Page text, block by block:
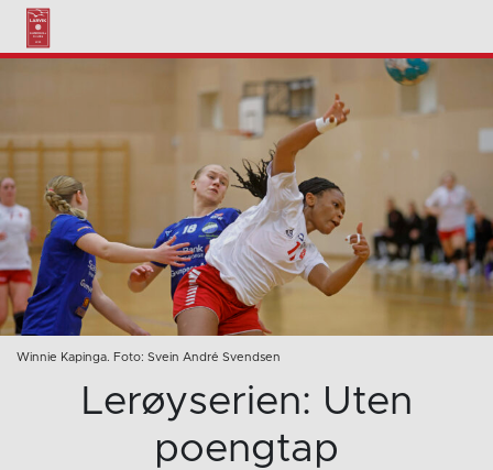
Winnie Kapinga. Foto: Svein André Svendsen
Lerøyserien: Uten
poengtap